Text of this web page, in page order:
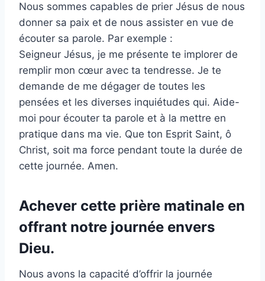
Nous sommes capables de prier Jésus de nous
donner sa paix et de nous assister en vue de
écouter sa parole. Par exemple :
Seigneur Jésus, je me présente te implorer de
remplir mon cœur avec ta tendresse. Je te
demande de me dégager de toutes les
pensées et les diverses inquiétudes qui. Aide-
moi pour écouter ta parole et à la mettre en
pratique dans ma vie. Que ton Esprit Saint, ô
Christ, soit ma force pendant toute la durée de
cette journée. Amen.
Achever cette prière matinale en
offrant notre journée envers
Dieu.
Nous avons la capacité d’offrir la journée